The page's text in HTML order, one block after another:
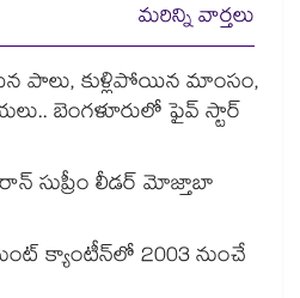
మరిన్ని వార్తలు
పాలు, కుళ్లిపోయిన మాంసం,
బెంగళూరులో ఫైవ్ స్టార్
సుప్రీం లీడర్ మోజ్తాబా
క్యాంటీన్⁪లో 2003 నుంచే